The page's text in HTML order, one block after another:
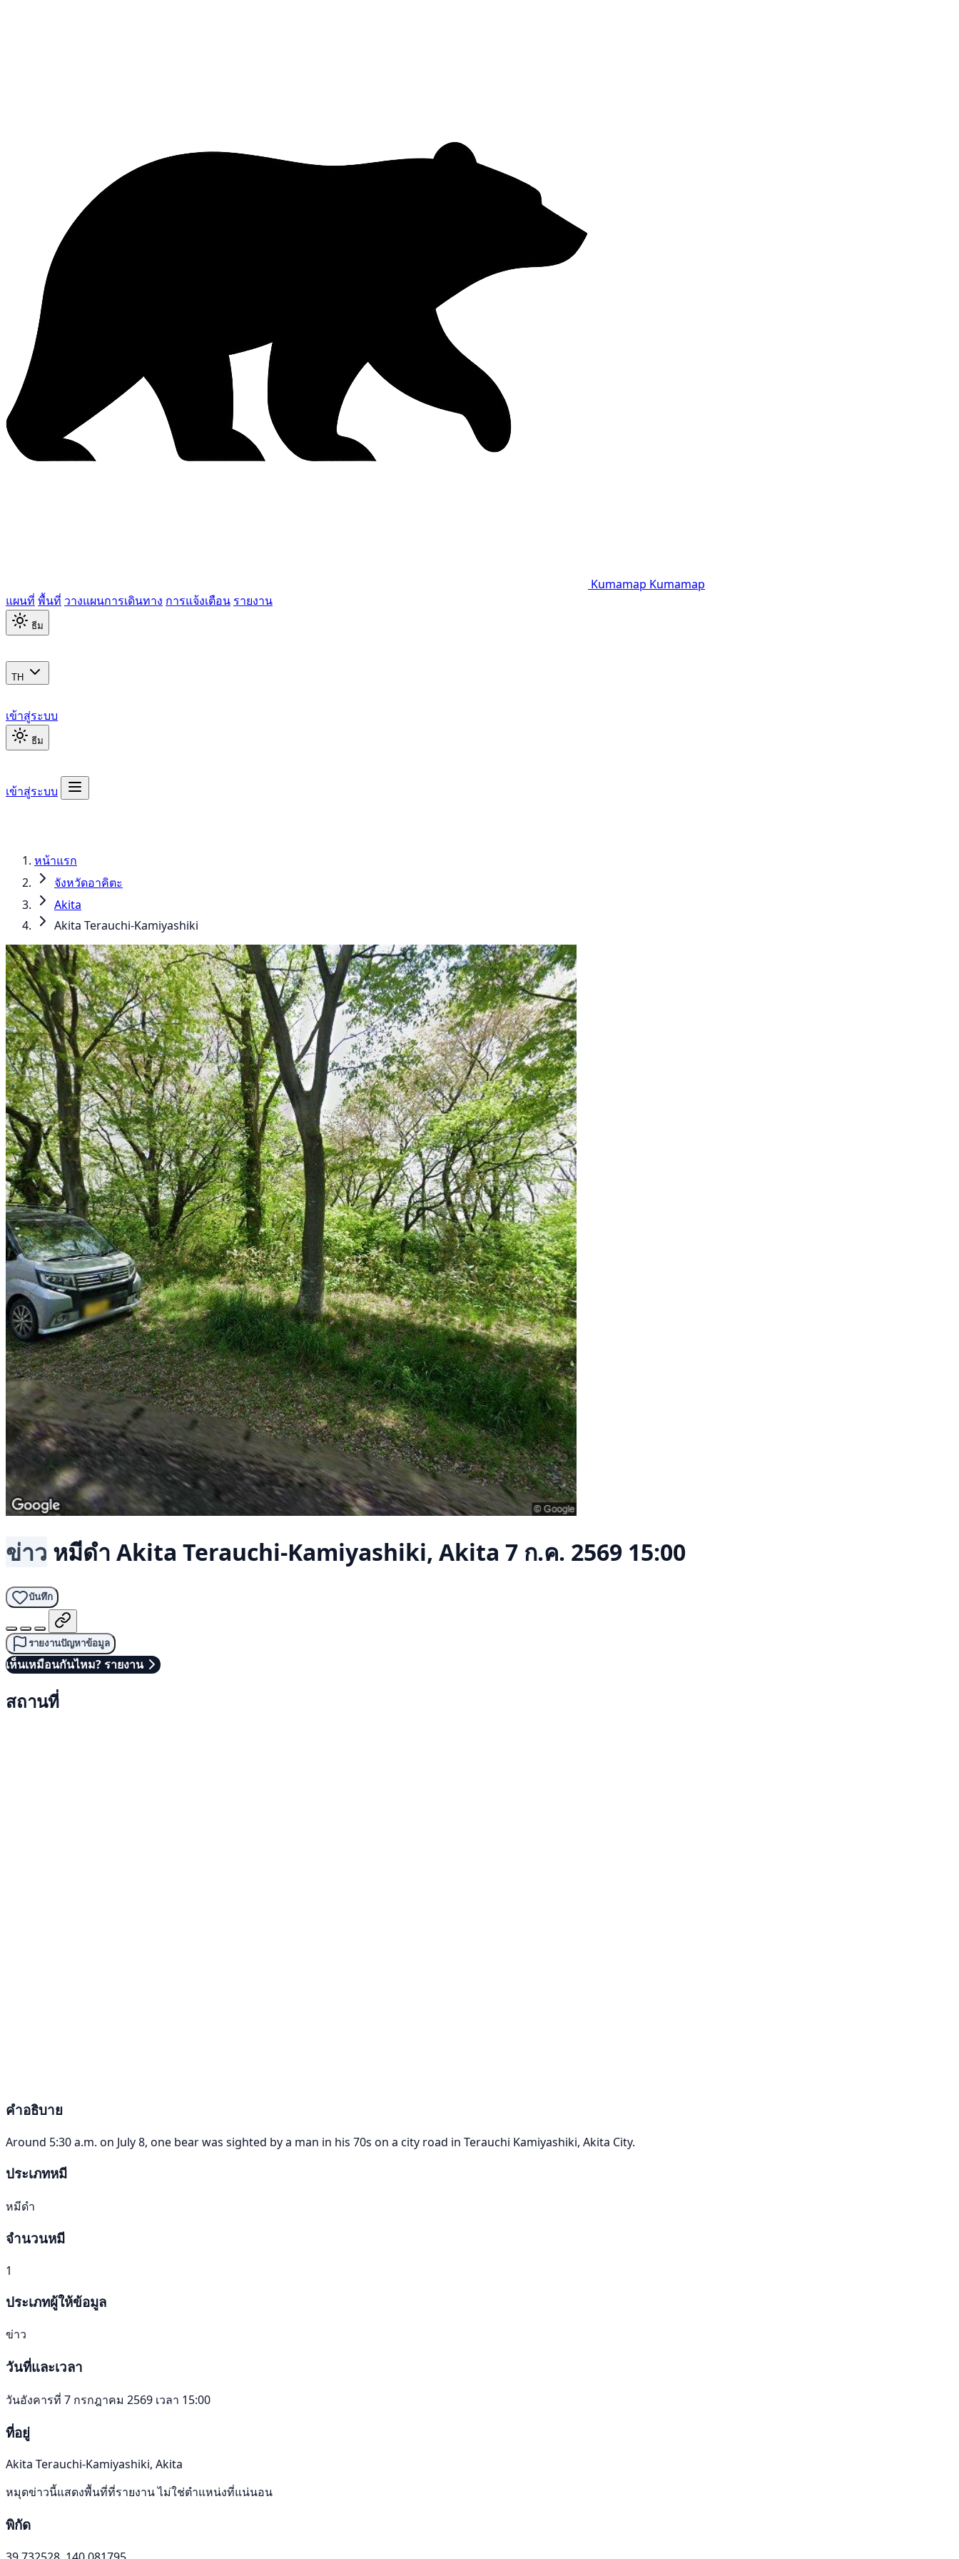
Kumamap Kumamap
แผนที่ พื้นที่ วางแผนการเดินทาง การแจ้งเตือน รายงาน
ธีม
TH
เข้าสู่ระบบ
ธีม
เข้าสู่ระบบ
หน้าแรก
จังหวัดอาคิตะ
Akita
Akita Terauchi-Kamiyashiki
ข่าว หมีดำ Akita Terauchi-Kamiyashiki, Akita 7 ก.ค. 2569 15:00
บันทึก
รายงานปัญหาข้อมูล
เห็นเหมือนกันไหม? รายงาน
สถานที่
คำอธิบาย
Around 5:30 a.m. on July 8, one bear was sighted by a man in his 70s on a city road in Terauchi Kamiyashiki, Akita City.
ประเภทหมี
หมีดำ
จำนวนหมี
1
ประเภทผู้ให้ข้อมูล
ข่าว
วันที่และเวลา
วันอังคารที่ 7 กรกฎาคม 2569 เวลา 15:00
ที่อยู่
Akita Terauchi-Kamiyashiki, Akita
หมุดข่าวนี้แสดงพื้นที่ที่รายงาน ไม่ใช่ตำแหน่งที่แน่นอน
พิกัด